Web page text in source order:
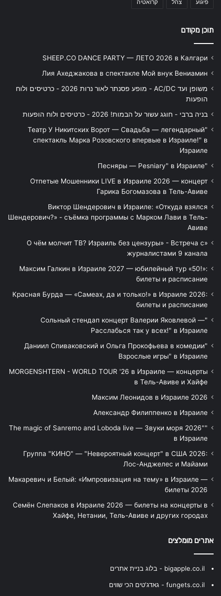
פיגוע צהל קרואטיה
תוכן מקודם
SHEEP.CO DANCE PARTY — ЛЕТО 2026 в Калгари
Лия Ахеджакова в спектакле Мой внук Вениамин
משופן ועד AC/DC - מופע פסנתר לאור נרות 2026 - כרטיסים ולוח
הופעות
בניה ברבי - חוגג עשור על הבמות! 2026 - כרטיסים ולוח הופעות
"Театр У Никитских Ворот — Свадьба — легендарный
спектакль Марка Розовского впервые в Израиле!" в
Израиле
"Песняры — Pesniary" в Израиле
Отпетые Мошенники LIVE в Израиле 2026 — концерт
Гарика Богомазова в Тель-Авиве
Виктор Шендерович в Израиле: «Откуда взялся
Шендерович?» - съёмка программы с Марком Лави в Тель-
Авиве
«О чём молчит ТВ? Израиль без цензуры» - Встреча с
журналистами 9 канала
Максим Галкин в Израиле 2027 — юбилейный тур «50!»:
билеты и расписание
Красная Бурда — «Самеах, да и только!» в Израиле 2026:
билеты и расписание
"Сольный стендап концерт Валерии Яковлевой —
Расслабься так у всех!" в Израиле
"Даниил Спиваковский и Ольга Прокофьева в комедии
Взрослые игры" в Израиле
MORGENSHTERN - WORLD TOUR '26 в Израиле — концерты
в Тель-Авиве и Хайфе
Максим Леонидов в Израиле 2026
Александр Филиппенко в Израиле
"The magic of Sanremo and Loboda live — Звуки моря 2026"
в Израиле
Группа "КИНО" — "Невероятный концерт" в США 2026:
Лос-Анджелес и Майами
Макаревич и Белый: «Импровизация на тему» в Израиле —
билеты 2026
Семён Слепаков в Израиле 2026 — билеты на концерты в
Хайфе, Нетании, Тель-Авиве и других городах
אתרים מומלצים
bigapple.co.il - בלוג בניית אתרים
fungets.co.il - גאדג'טים הכי שווים